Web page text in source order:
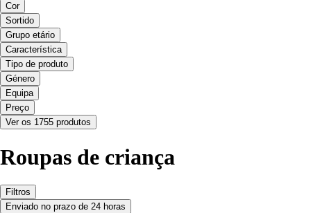
Cor
Sortido
Grupo etário
Característica
Tipo de produto
Género
Equipa
Preço
Ver os 1755 produtos
Roupas de criança
Filtros
Enviado no prazo de 24 horas